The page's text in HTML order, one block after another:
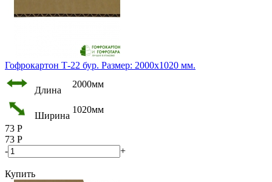
Гофрокартон Т-22 бур. Размер: 2000х1020 мм.
Длина
2000мм
Ширина
1020мм
73 Р
73 Р
-
+
Купить